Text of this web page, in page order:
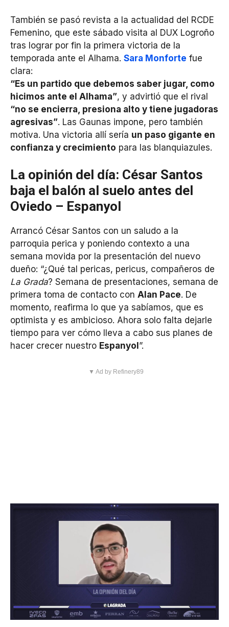
También se pasó revista a la actualidad del RCDE
Femenino, que este sábado visita al DUX Logroño
tras lograr por fin la primera victoria de la
temporada ante el Alhama. Sara Monforte fue
clara:
“Es un partido que debemos saber jugar, como
hicimos ante el Alhama”, y advirtió que el rival
“no se encierra, presiona alto y tiene jugadoras
agresivas”. Las Gaunas impone, pero también
motiva. Una victoria allí sería un paso gigante en
confianza y crecimiento para las blanquiazules.
La opinión del día: César Santos
baja el balón al suelo antes del
Oviedo – Espanyol
Arrancó César Santos con un saludo a la
parroquia perica y poniendo contexto a una
semana movida por la presentación del nuevo
dueño: “¿Qué tal pericas, pericus, compañeros de
La Grada? Semana de presentaciones, semana de
primera toma de contacto con Alan Pace. De
momento, reafirma lo que ya sabíamos, que es
optimista y es ambicioso. Ahora solo falta dejarle
tiempo para ver cómo lleva a cabo sus planes de
hacer crecer nuestro Espanyol ”.
▼ Ad by Refinery89